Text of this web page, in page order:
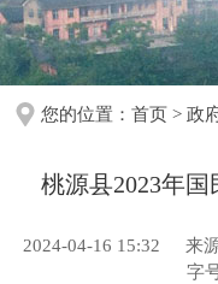
您的位置： 首页 > 政
桃源县2023年
2024-04-16 15:32
来
字